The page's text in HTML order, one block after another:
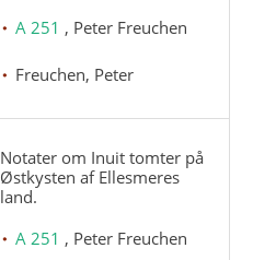
A 251 , Peter Freuchen
Freuchen, Peter
Notater om Inuit tomter på
Østkysten af Ellesmeres
land.
A 251 , Peter Freuchen